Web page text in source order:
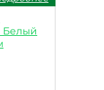
Белый